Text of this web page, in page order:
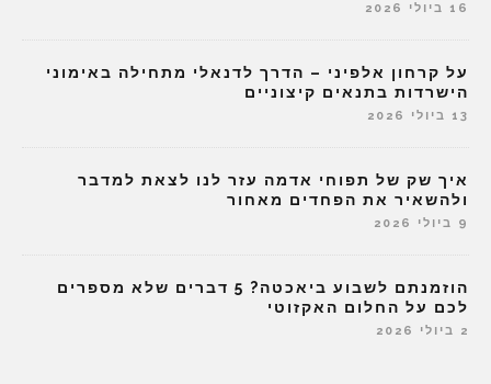
16 ביולי 2026
על קרחון אלפיני – הדרך לדנאלי מתחילה באימוני
הישרדות בתנאים קיצוניים
13 ביולי 2026
איך שק של תפוחי אדמה עזר לנו לצאת למדבר
ולהשאיר את הפחדים מאחור
9 ביולי 2026
הוזמנתם לשבוע ביאכטה? 5 דברים שלא מספרים
לכם על החלום האקזוטי
2 ביולי 2026